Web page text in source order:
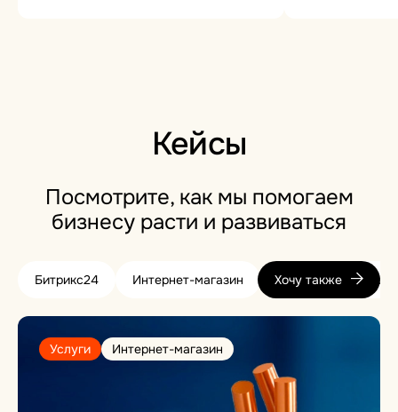
Кейсы
Посмотрите, как мы помогаем
бизнесу расти и развиваться
Битрикс24 Интернет-магазин Корпоративные
Хочу также
Услуги Интернет-магазин